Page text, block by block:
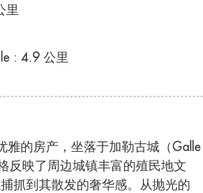
里
: 4.9 公里
雅的房产，坐落于加勒古城（Galle
反映了周边城镇丰富的殖民地文
抓到其散发的奢华感。从抛光的